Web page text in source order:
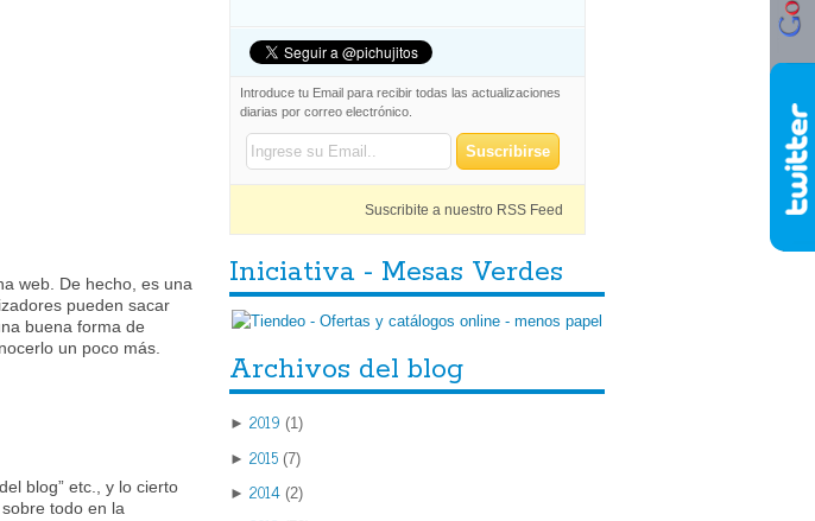
web. De hecho, es una
pueden sacar
buena forma de
un poco más.
blog” etc., y lo cierto
todo en la
Introduce tu Email para recibir todas las actualizaciones
diarias por correo electrónico.
Suscribite a nuestro RSS Feed
Iniciativa - Mesas Verdes
Archivos del blog
► 2019 (1)
► 2015 (7)
► 2014 (2)